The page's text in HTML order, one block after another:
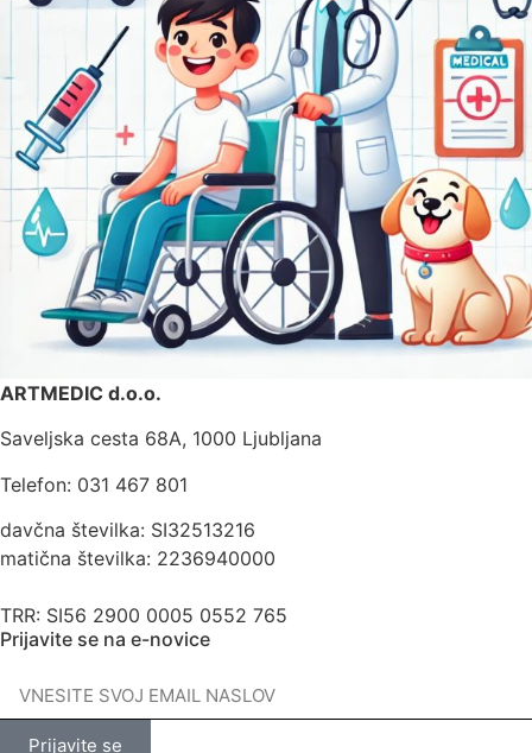
ARTMEDIC d.o.o.
Saveljska cesta 68A, 1000 Ljubljana
Telefon: 031 467 801
davčna številka: SI32513216
matična številka: 2236940000
TRR: SI56 2900 0005 0552 765
Prijavite se na e-novice
Prijavite se